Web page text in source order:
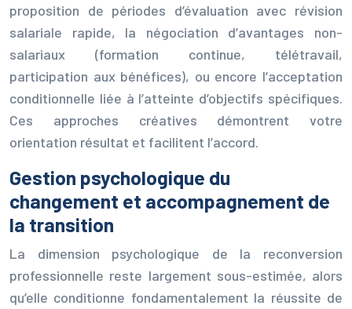
proposition de périodes d’évaluation avec révision
salariale rapide, la négociation d’avantages non-
salariaux (formation continue, télétravail,
participation aux bénéfices), ou encore l’acceptation
conditionnelle liée à l’atteinte d’objectifs spécifiques.
Ces approches créatives démontrent votre
orientation résultat et facilitent l’accord.
Gestion psychologique du
changement et accompagnement de
la transition
La dimension psychologique de la reconversion
professionnelle reste largement sous-estimée, alors
qu’elle conditionne fondamentalement la réussite de